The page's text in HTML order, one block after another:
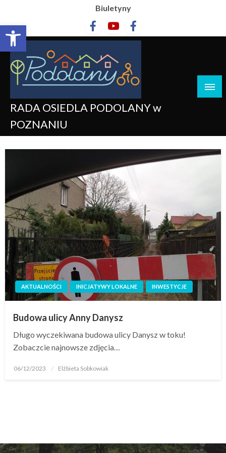
Otwórz pasek narzędzi
Biuletyny
RADA OSIEDLA PODOLANY w
POZNANIU
AKTUALNOŚCI INICJATYWY LOKALNE INWESTYCJE
Budowa ulicy Anny Danysz
Długo wyczekiwana budowa ulicy Danysz w toku!
Zobaczcie najnowsze zdjęcia…
06/12/2023 Elżbieta Sobkowiak